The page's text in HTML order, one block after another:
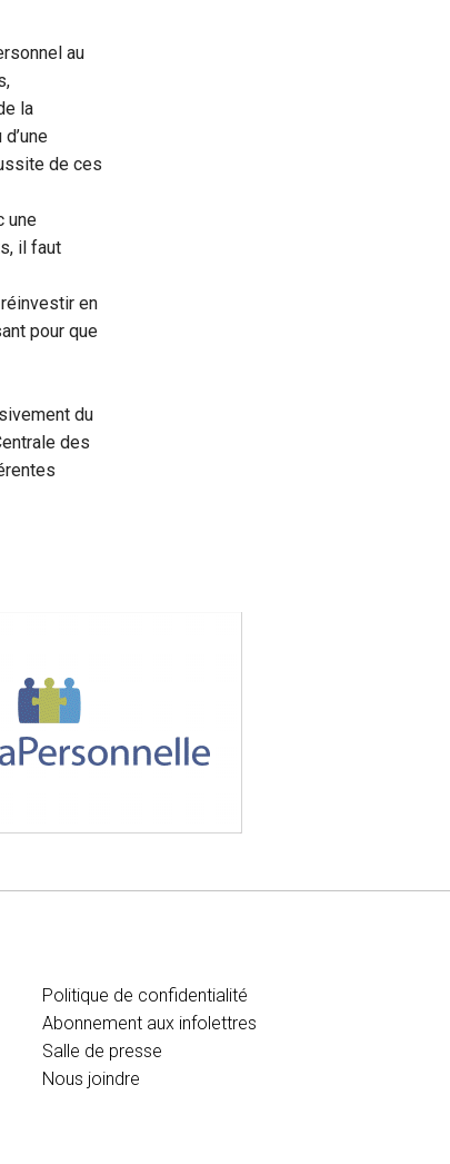
au
la
de ces
une
il faut
en
pour que
du
des
Politique de confidentialité
Abonnement aux infolettres
Salle de presse
Nous joindre